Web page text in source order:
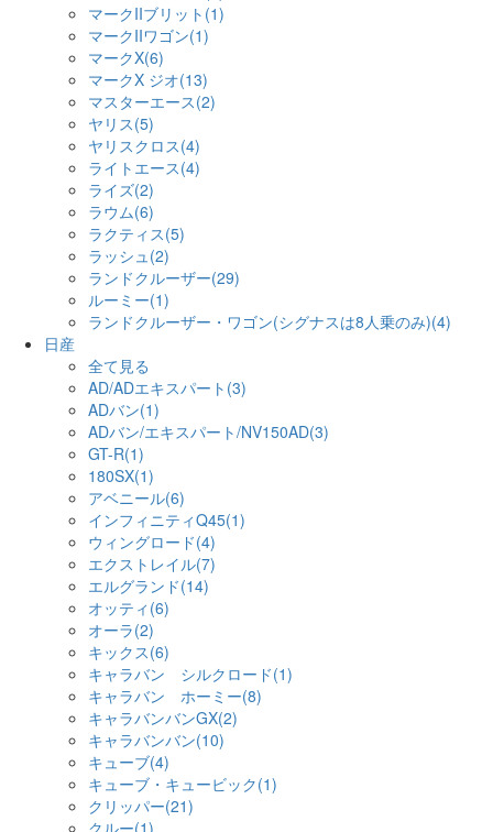
マークIIブリット(1)
マークIIワゴン(1)
マークX(6)
マークX ジオ(13)
マスターエース(2)
ヤリス(5)
ヤリスクロス(4)
ライトエース(4)
ライズ(2)
ラウム(6)
ラクティス(5)
ラッシュ(2)
ランドクルーザー(29)
ルーミー(1)
ランドクルーザー・ワゴン(シグナスは8人乗のみ)(4)
日産
全て見る
AD/ADエキスパート(3)
ADバン(1)
ADバン/エキスパート/NV150AD(3)
GT-R(1)
180SX(1)
アベニール(6)
インフィニティQ45(1)
ウィングロード(4)
エクストレイル(7)
エルグランド(14)
オッティ(6)
オーラ(2)
キックス(6)
キャラバン シルクロード(1)
キャラバン ホーミー(8)
キャラバンバンGX(2)
キャラバンバン(10)
キューブ(4)
キューブ・キュービック(1)
クリッパー(21)